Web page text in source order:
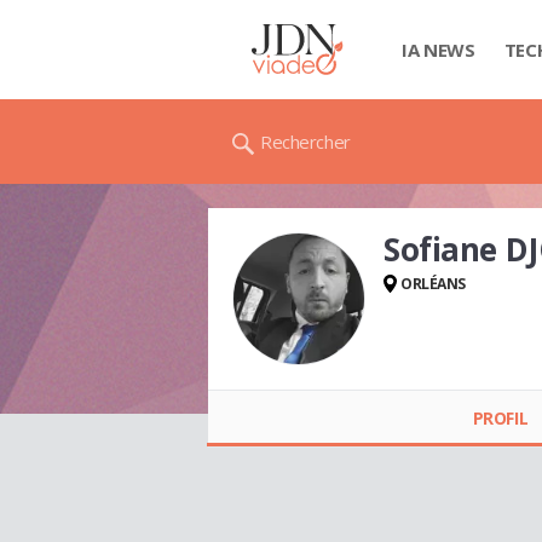
IA NEWS
Rechercher
Sofiane
ORLÉANS
PROFIL